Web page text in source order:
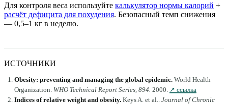
Для контроля веса используйте калькулятор нормы калорий +
расчёт дефицита для похудения. Безопасный темп снижения
— 0,5–1 кг в неделю.
ИСТОЧНИКИ
Obesity: preventing and managing the global epidemic. World Health
Organization WHO Technical Report Series, 894 2000 ↗ ссылка
Indices of relative weight and obesity. Keys A. et al.
Journal of Chronic